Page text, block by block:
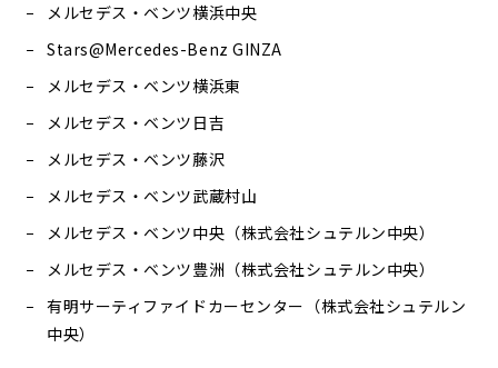
メルセデス・ベンツ横浜中央
Stars@Mercedes-Benz GINZA
メルセデス・ベンツ横浜東
メルセデス・ベンツ日吉
メルセデス・ベンツ藤沢
メルセデス・ベンツ武蔵村山
メルセデス・ベンツ中央（株式会社シュテルン中央）
メルセデス・ベンツ豊洲（株式会社シュテルン中央）
有明サーティファイドカーセンター（株式会社シュテルン
中央）